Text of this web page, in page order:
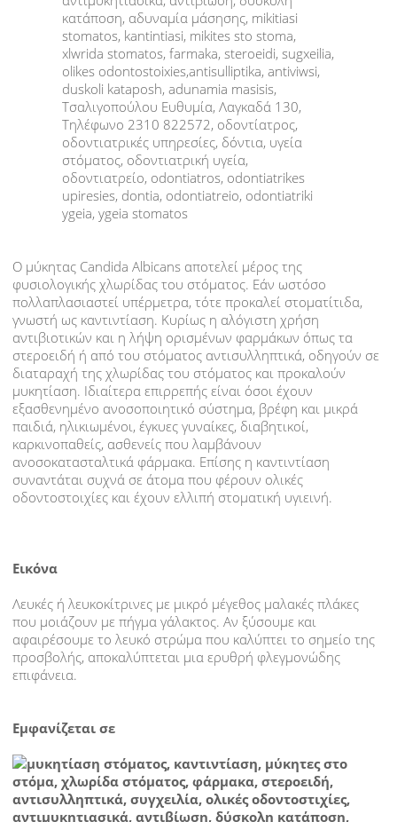
ΝΑΡΘΗΚΑΣ ΠΡΟΣΤΑΣΙΑΣ
ΦΘΟΡΙΟ-ΦΘΟΡΙΩΣΗ
ΝΟΣΟΙ
ΟΥΛΙΤΙΔΑ
ΠΕΡΙΟΔΟΝΤΙΤΙΔΑ
ΤΕΡΗΔΟΝΑ
ΟΔΟΝΤΙΚΟ ΑΠΟΣΤΗΜΑ
ΑΠΟΚΑΤΑΣΤΑΣΗ ΔΟΝΤΙΩΝ
ΚΑΘΑΡΙΣΜΟΣ ΔΟΝΤΙΩΝ
ΛΕΥΚΑΝΣΗ
ΕΝΔΟΔΟΝΤΙΚΗ ΘΕΡΑΠΕΙΑ-ΑΠΟΝΕΥΡΩΣΗ
ΟΨΕΙΣ ΠΟΡΣΕΛΑΝΗΣ
ΣΤΕΦΑΝΕΣ
ΓΕΦΥΡΕΣ
ΔΟΝΤΙΑ
ΟΔΟΝΤΙΚΗ ΠΛΑΚΑ
ΕΥΑΙΣΘΗΤΑ ΔΟΝΤΙΑ
Ο μύκητας Candida Albicans αποτελεί μέρος της
φυσιολογικής χλωρίδας του στόματος. Εάν ωστόσο
πολλαπλασιαστεί υπέρμετρα, τότε προκαλεί στοματίτιδα,
γνωστή ως καντιντίαση. Κυρίως η αλόγιστη χρήση
αντιβιοτικών και η λήψη ορισμένων φαρμάκων όπως τα
στεροειδή ή από του στόματος αντισυλληπτικά, οδηγούν σε
διαταραχή της χλωρίδας του στόματος και προκαλούν
μυκητίαση. Ιδιαίτερα επιρρεπής είναι όσοι έχουν
εξασθενημένο ανοσοποιητικό σύστημα, βρέφη και μικρά
παιδιά, ηλικιωμένοι, έγκυες γυναίκες, διαβητικοί,
καρκινοπαθείς, ασθενείς που λαμβάνουν
ανοσοκατασταλτικά φάρμακα. Επίσης η καντιντίαση
συναντάται συχνά σε άτομα που φέρουν ολικές
οδοντοστοιχίες και έχουν ελλιπή στοματική υγιεινή.
Εικόνα
Λευκές ή λευκοκίτρινες με μικρό μέγεθος μαλακές πλάκες
που μοιάζουν με πήγμα γάλακτος. Αν ξύσουμε και
αφαιρέσουμε το λευκό στρώμα που καλύπτει το σημείο της
προσβολής, αποκαλύπτεται μια ερυθρή φλεγμονώδης
επιφάνεια.
Εμφανίζεται σε